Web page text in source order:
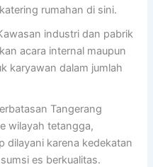
rumahan di sini.
industri dan pabrik
acara internal maupun
karyawan dalam jumlah
Tangerang
wilayah tetangga,
dilayani karena kedekatan
es berkualitas.